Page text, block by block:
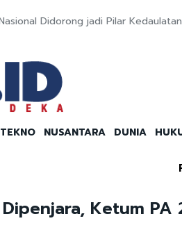
Didorong jadi Pilar
TEKNO NUSANTARA DUNIA
Ketum PA